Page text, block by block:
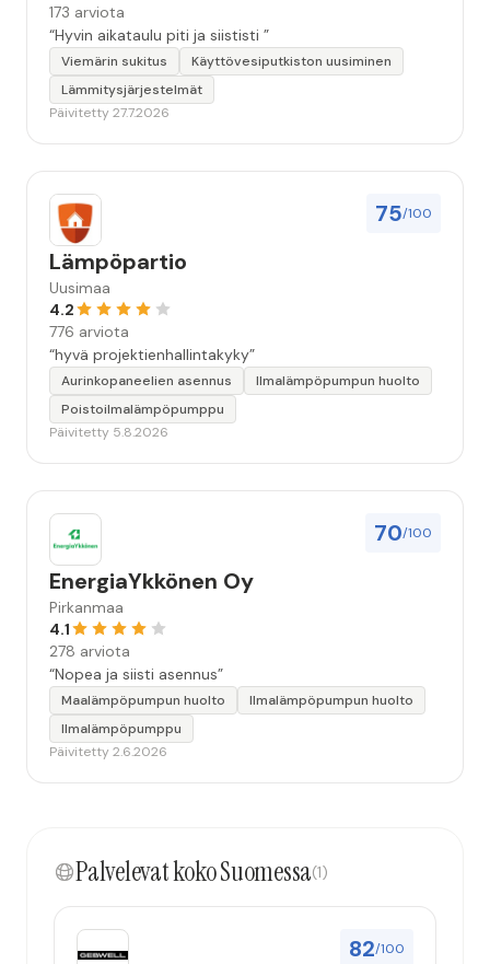
173 arviota
“Hyvin aikataulu piti ja siististi ”
Viemärin sukitus
Käyttövesiputkiston uusiminen
Lämmitysjärjestelmät
Päivitetty 27.7.2026
75/100
Lämpöpartio
Uusimaa
4.2
776 arviota
“hyvä projektienhallintakyky”
Aurinkopaneelien asennus
Ilmalämpöpumpun huolto
Poistoilmalämpöpumppu
Päivitetty 5.8.2026
70/100
EnergiaYkkönen Oy
Pirkanmaa
4.1
278 arviota
“Nopea ja siisti asennus”
Maalämpöpumpun huolto
Ilmalämpöpumpun huolto
Ilmalämpöpumppu
Päivitetty 2.6.2026
Palvelevat koko Suomessa(1)
82/100